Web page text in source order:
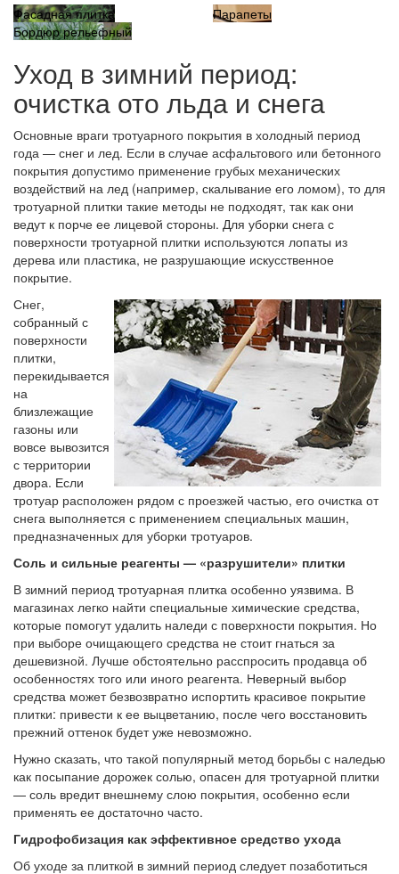
Фасадная плитка
Парапеты
Бордюр рельефный
Уход в зимний период:
очистка ото льда и снега
Основные враги тротуарного покрытия в холодный период
года — снег и лед. Если в случае асфальтового или бетонного
покрытия допустимо применение грубых механических
воздействий на лед (например, скалывание его ломом), то для
тротуарной плитки такие методы не подходят, так как они
ведут к порче ее лицевой стороны. Для уборки снега с
поверхности тротуарной плитки используются лопаты из
дерева или пластика, не разрушающие искусственное
покрытие.
Снег,
собранный с
поверхности
плитки,
перекидывается
на
близлежащие
газоны или
вовсе вывозится
с территории
двора. Если
тротуар расположен рядом с проезжей частью, его очистка от
снега выполняется с применением специальных машин,
предназначенных для уборки тротуаров.
Соль и сильные реагенты — «разрушители» плитки
В зимний период тротуарная плитка особенно уязвима. В
магазинах легко найти специальные химические средства,
которые помогут удалить наледи с поверхности покрытия. Но
при выборе очищающего средства не стоит гнаться за
дешевизной. Лучше обстоятельно расспросить продавца об
особенностях того или иного реагента. Неверный выбор
средства может безвозвратно испортить красивое покрытие
плитки: привести к ее выцветанию, после чего восстановить
прежний оттенок будет уже невозможно.
Нужно сказать, что такой популярный метод борьбы с наледью
как посыпание дорожек солью, опасен для тротуарной плитки
— соль вредит внешнему слою покрытия, особенно если
применять ее достаточно часто.
Гидрофобизация как эффективное средство ухода
Об уходе за плиткой в зимний период следует позаботиться